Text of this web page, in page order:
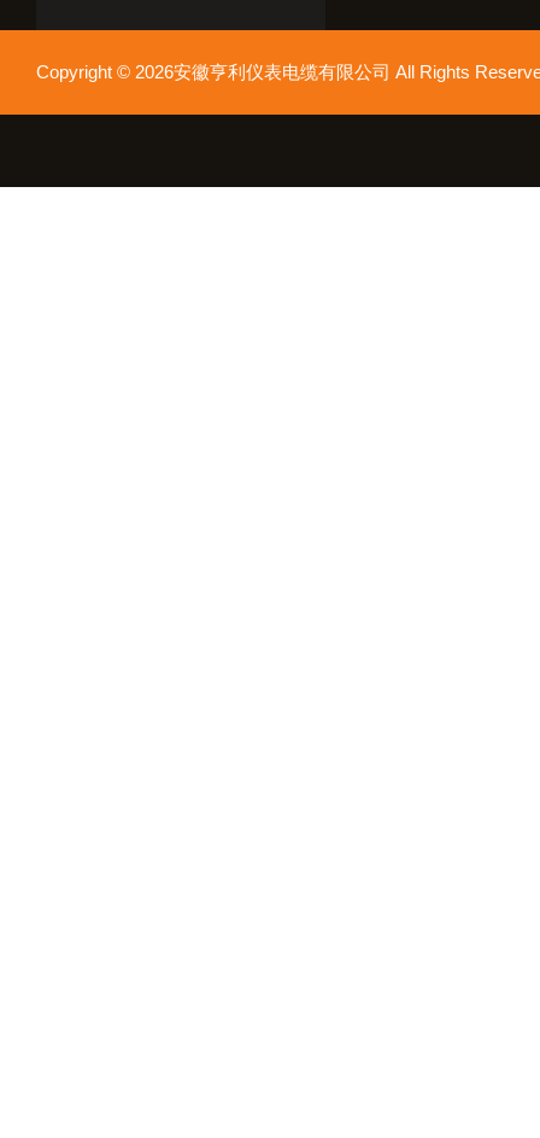
Copyright © 2026安徽亨利仪表电缆有限公司 All Rights